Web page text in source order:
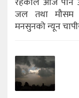
जल तथा मौसम
मनसुनको न्यून